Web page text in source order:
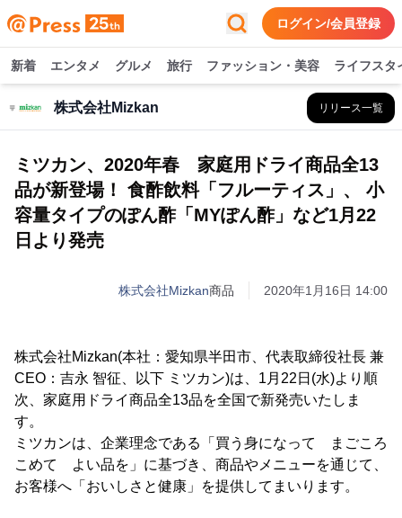
ログイン/会員登録
新着 エンタメ グルメ 旅行 ファッション・美容 ライフスタ
株式会社Mizkan リリース一覧
ミツカン、2020年春 家庭用ドライ商品全13
品が新登場！ 食酢飲料「フルーティス」、 小
容量タイプのぽん酢「MYぽん酢」など1月22
日より発売
株式会社Mizkan商品 2020年1月16日 14:00
株式会社Mizkan(本社：愛知県半田市、代表取締役社長 兼
CEO：吉永 智征、以下 ミツカン)は、1月22日(水)より順
次、家庭用ドライ商品全13品を全国で新発売いたしま
す。
ミツカンは、企業理念である「買う身になって まごころ
こめて よい品を」に基づき、商品やメニューを通じて、
お客様へ「おいしさと健康」を提供してまいります。